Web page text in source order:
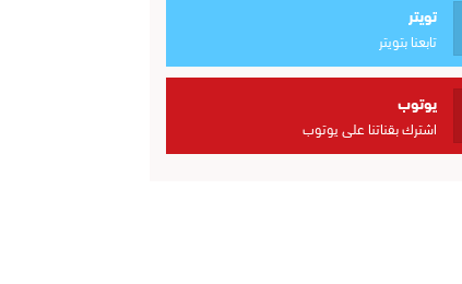
تويتر
تابعنا بتويتر
يوتوب
اشترك بقناتنا على يوتوب